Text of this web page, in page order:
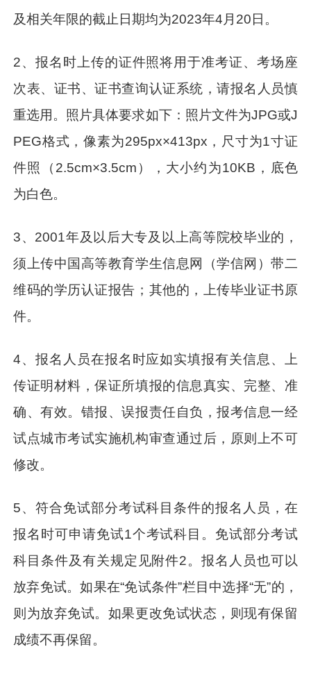
及相关年限的截止日期均为2023年4月20日。
2、报名时上传的证件照将用于准考证、考场座
次表、证书、证书查询认证系统，请报名人员慎
重选用。照片具体要求如下：照片文件为JPG或J
PEG格式，像素为295px×413px，尺寸为1寸证
件照（2.5cm×3.5cm），大小约为10KB，底色
为白色。
3、2001年及以后大专及以上高等院校毕业的，
须上传中国高等教育学生信息网（学信网）带二
维码的学历认证报告；其他的，上传毕业证书原
件。
4、报名人员在报名时应如实填报有关信息、上
传证明材料，保证所填报的信息真实、完整、准
确、有效。错报、误报责任自负，报考信息一经
试点城市考试实施机构审查通过后，原则上不可
修改。
5、符合免试部分考试科目条件的报名人员，在
报名时可申请免试1个考试科目。免试部分考试
科目条件及有关规定见附件2。报名人员也可以
放弃免试。如果在“免试条件”栏目中选择“无”的，
则为放弃免试。如果更改免试状态，则现有保留
成绩不再保留。